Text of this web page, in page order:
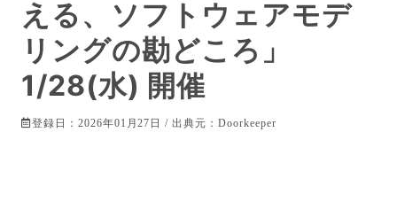
える、ソフトウェアモデ
リングの勘どころ」
1/28(水) 開催
登録日：2026年01月27日 / 出典元：Doorkeeper